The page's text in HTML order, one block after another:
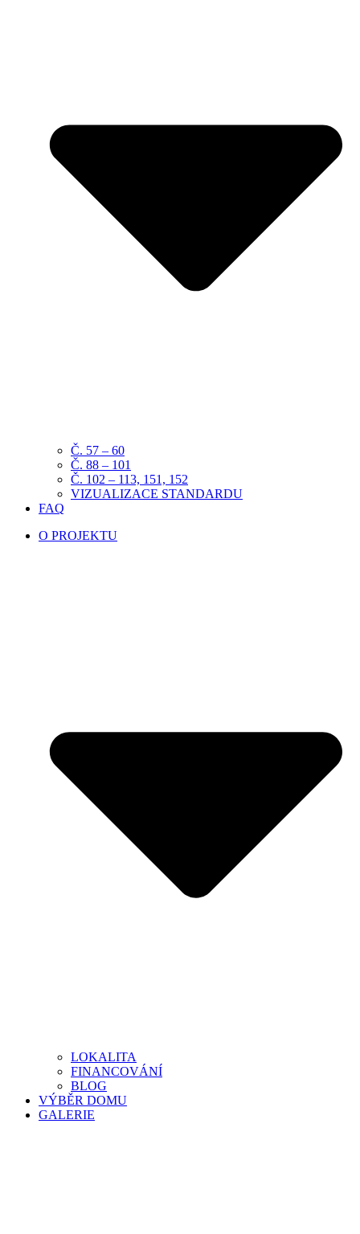
Č. 57 – 60
Č. 88 – 101
Č. 102 – 113, 151, 152
VIZUALIZACE STANDARDU
FAQ
O PROJEKTU
LOKALITA
FINANCOVÁNÍ
BLOG
VÝBĚR DOMU
GALERIE